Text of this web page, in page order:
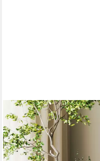
HOMCOM
Couchtisch mit 12-Farbiger
offenem Regal
120 x 42 x 50 cm
164,90 € UVP239,90 €